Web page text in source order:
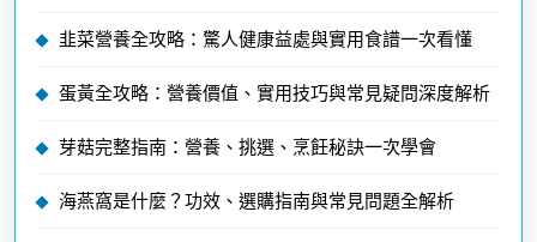
韭菜營養全攻略：驚人健康益處與實用食譜一次看懂
蛋黃全攻略：營養價值、實用技巧與常見疑問深度解析
芽菇完整指南：營養、挑選、烹飪秘訣一次學會
海燕窩是什麼？功效、選購指南與常見問題全解析